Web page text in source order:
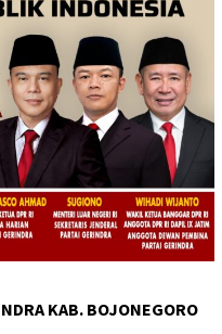
KAB. BOJONEGORO